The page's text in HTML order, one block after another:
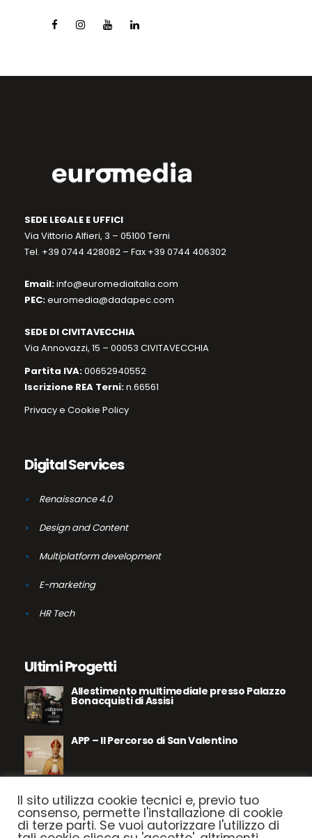
SEDE LEGALE E UFFICI
Via Vittorio Alfieri, 3 – 05100 Terni
Tel. +39 0744 428082 – Fax +39 0744 406302
Email:info@euromediaitalia.com
PEC:euromedia@dadapec.com
SEDE DI CIVITAVECCHIA
Via Annovazzi, 15 – 00053 CIVITAVECCHIA
Partita IVA:00652940552
Iscrizione REA Terni:n.66561
Privacy e Cookie Policy
Digital Services
Renaissance 4.0
Design and Content
Multiplatform development
E-marketing
HR Tech
Ultimi Progetti
Allestimento multimediale presso Palazzo
Bonacquisti di Assisi
APP – Il Percorso di San Valentino
Il sito utilizza cookie tecnici e, previo tuo
consenso, permette l'installazione di cookie
di terze parti. Se vuoi autorizzare l'utilizzo di